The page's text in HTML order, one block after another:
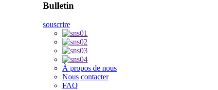
Bulletin
souscrire
À propos de nous
Nous contacter
FAQ